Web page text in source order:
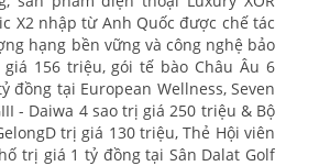
X2 nhập từ Anh Quốc được chế tác
hạng bền vững và công nghệ bảo
156 triệu, gói tế bào Châu Âu 6
đồng tại European Wellness, Seven
- Daiwa 4 sao trị giá 250 triệu & Bộ
trị giá 130 triệu, Thẻ Hội viên
trị giá 1 tỷ đồng tại Sân Dalat Golf